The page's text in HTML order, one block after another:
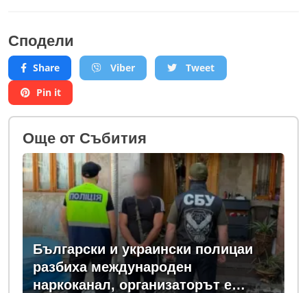
Сподели
Share Viber
Tweet
Pin it
Oще от Събития
Български и украински полицаи
разбиха международен
наркоканал, организаторът е